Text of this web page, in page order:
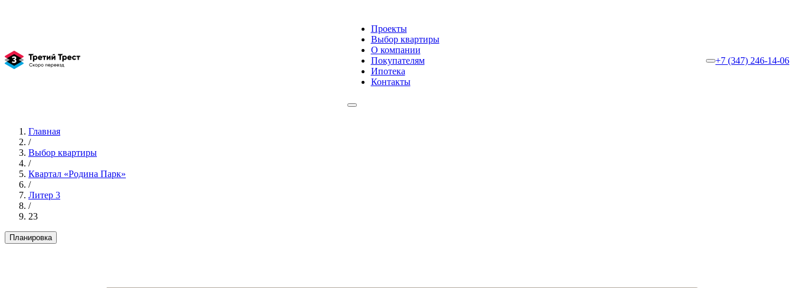
Проекты
Выбор квартиры
О компании
Покупателям
Ипотека
Контакты
+7 (347) 246-14-06
Главная
/
Выбор квартиры
/
Квартал «Родина Парк»
/
Литер 3
/
23
Планировка